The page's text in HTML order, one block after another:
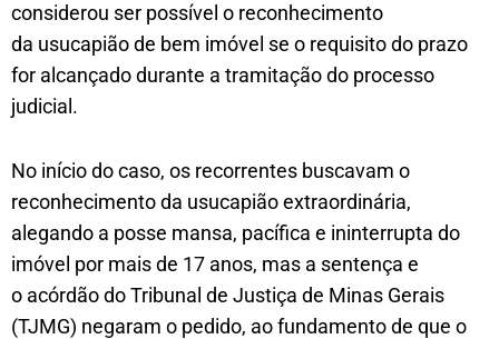
considerou ser possível o reconhecimento
da usucapião de bem imóvel se o requisito do prazo
for alcançado durante a tramitação do processo
judicial.
No início do caso, os recorrentes buscavam o
reconhecimento da usucapião extraordinária,
alegando a posse mansa, pacífica e ininterrupta do
imóvel por mais de 17 anos, mas a sentença e
o acórdão do Tribunal de Justiça de Minas Gerais
(TJMG) negaram o pedido, ao fundamento de que o